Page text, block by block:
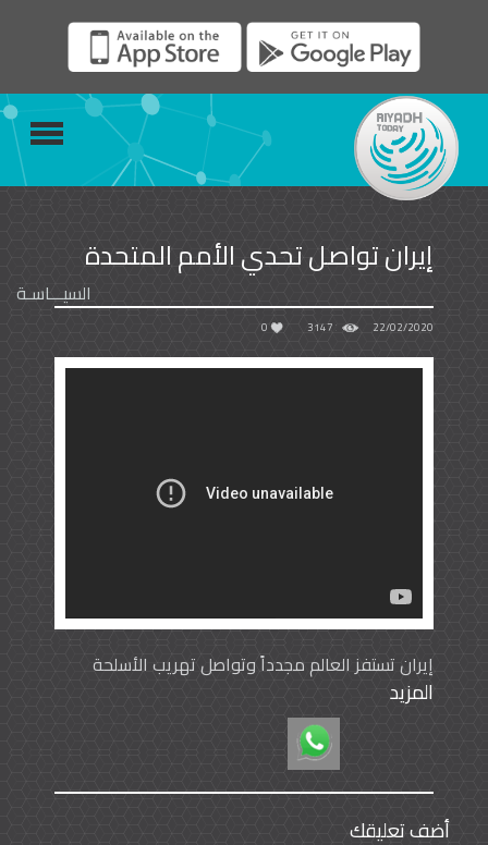
إيران تواصل تحدي الأمم المتحدة
السيـــاسـة
22/02/2020
3147
0
إيران تستفز العالم مجدداً وتواصل تهريب الأسلحة
للجماعات الحوثية في اليمن
المزيد
أضف تعليقك